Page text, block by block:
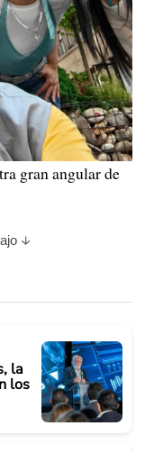
gran angular de
la
los